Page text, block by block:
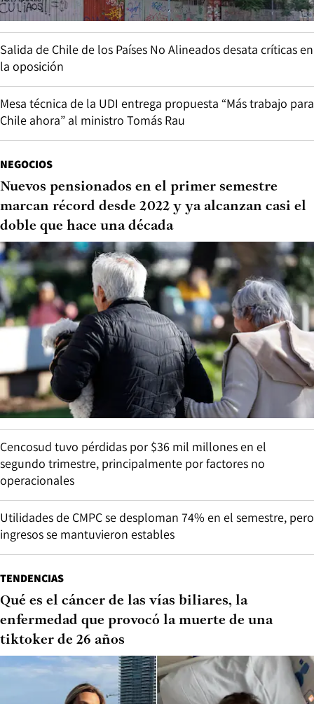
Salida de Chile de los Países No Alineados desata críticas en
la oposición
Mesa técnica de la UDI entrega propuesta “Más trabajo para
Chile ahora” al ministro Tomás Rau
NEGOCIOS
Nuevos pensionados en el primer semestre
marcan récord desde 2022 y ya alcanzan casi el
doble que hace una década
Cencosud tuvo pérdidas por $36 mil millones en el
segundo trimestre, principalmente por factores no
operacionales
Utilidades de CMPC se desploman 74% en el semestre, pero
ingresos se mantuvieron estables
TENDENCIAS
Qué es el cáncer de las vías biliares, la
enfermedad que provocó la muerte de una
tiktoker de 26 años